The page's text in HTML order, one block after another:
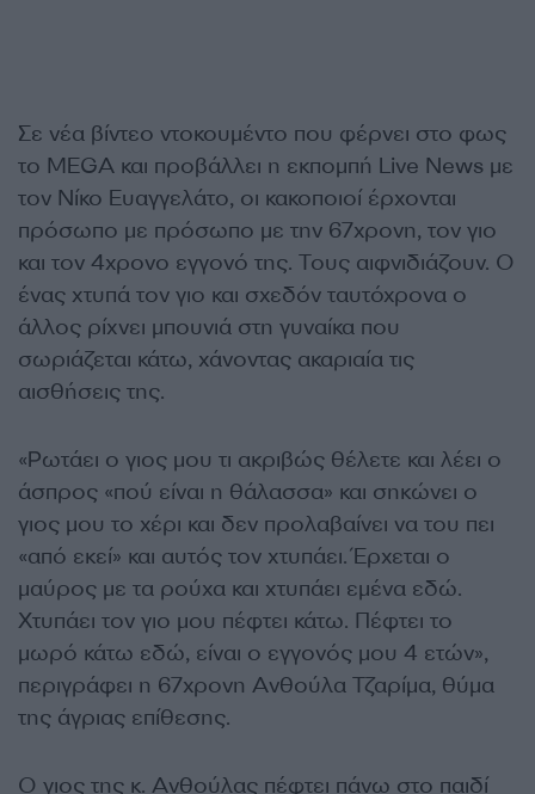
Σε νέα βίντεο ντοκουμέντο που φέρνει στο φως
το MEGA και προβάλλει η εκπομπή Live News με
τον Νίκο Ευαγγελάτο, οι κακοποιοί έρχονται
πρόσωπο με πρόσωπο με την 67χρονη, τον γιο
και τον 4χρονο εγγονό της. Τους αιφνιδιάζουν. Ο
ένας χτυπά τον γιο και σχεδόν ταυτόχρονα ο
άλλος ρίχνει μπουνιά στη γυναίκα που
σωριάζεται κάτω, χάνοντας ακαριαία τις
αισθήσεις της.
«Ρωτάει ο γιος μου τι ακριβώς θέλετε και λέει ο
άσπρος «πού είναι η θάλασσα» και σηκώνει ο
γιος μου το χέρι και δεν προλαβαίνει να του πει
«από εκεί» και αυτός τον χτυπάει. Έρχεται ο
μαύρος με τα ρούχα και χτυπάει εμένα εδώ.
Χτυπάει τον γιο μου πέφτει κάτω. Πέφτει το
μωρό κάτω εδώ, είναι ο εγγονός μου 4 ετών»,
περιγράφει η 67χρονη Ανθούλα Τζαρίμα, θύμα
της άγριας επίθεσης.
Ο γιος της κ. Ανθούλας πέφτει πάνω στο παιδί